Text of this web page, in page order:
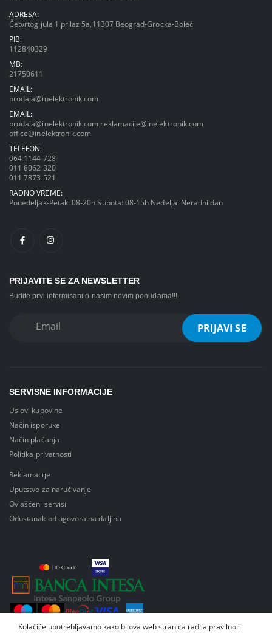
ADRESA:
Četvrtog jula 1 prilaz 5a,11307 Beograd-Grocka-Boleč
PIB:
112840329
MB:
21750611
EMAIL:
prodaja@inelektronik.com
EMAIL:
prodaja@inelektronik.com reklamacije@inelektronik.com
office@inelektronik.com
TELEFON:
064 1144 728
011 8062 320
011 7873 521
RADNO VREME:
Ponedeljak-Petak: 08-20h Subota: 08-15h Nedelja: Neradni dan
PRIJAVITE SE ZA NEWSLETTER
Budite prvi informisani o nasim novim ponudama!!!
SERVISNE INFORMACIJE
Uslovi kupovine
Način isporuke
Način plaćanja
Politika privatnosti
Reklamacije
Uputstvo za naručivanje
Ovlašćeni servisi
Odustanak od ugovora na daljinu
Kolačiće upotrebljavamo kako bi ova web stranica radila pravilno i